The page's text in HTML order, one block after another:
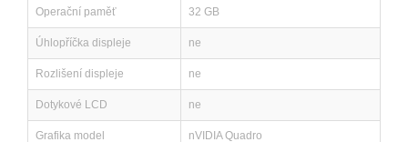
Operační paměť 32 GB
Úhlopříčka displeje ne
Rozlišení displeje ne
Dotykové LCD ne
Grafika model nVIDIA Quadro